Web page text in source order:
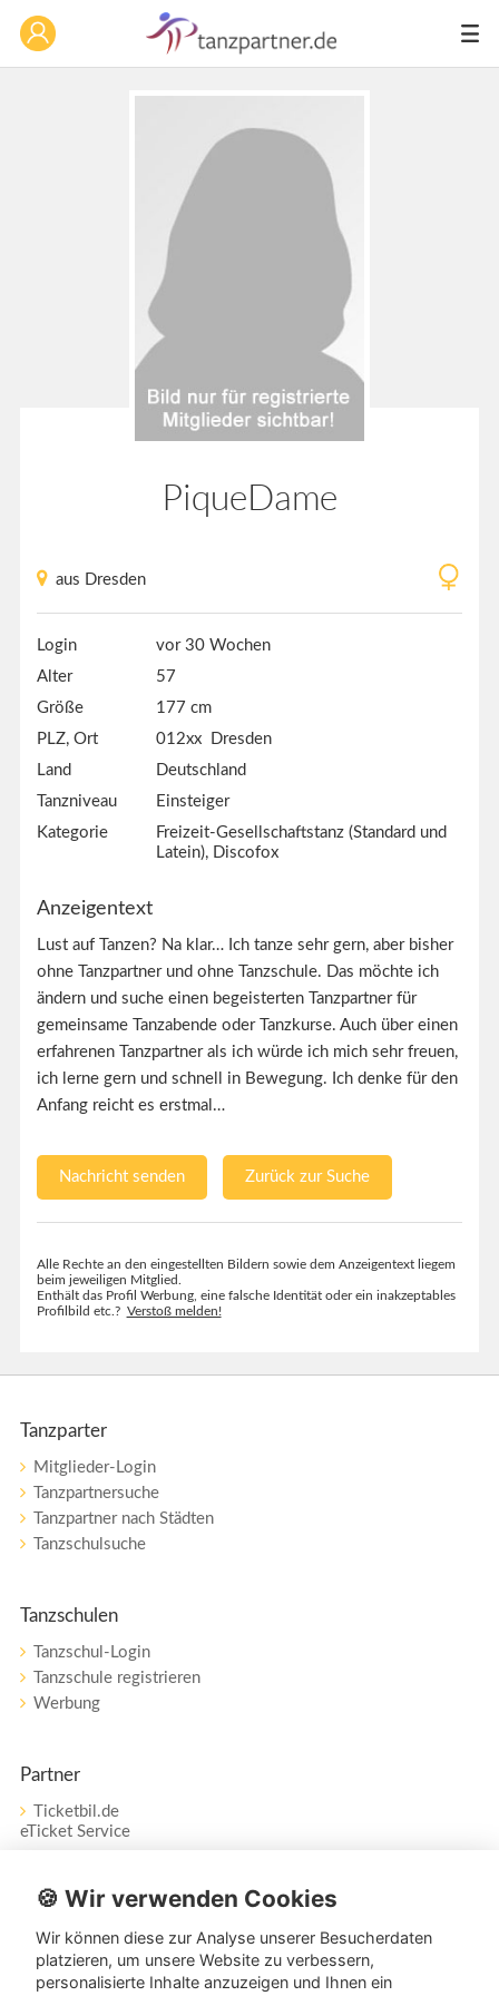
PiqueDame
aus Dresden
Login
vor 30 Wochen
Alter
57
Größe
177 cm
PLZ, Ort
012xx Dresden
Land
Deutschland
Tanzniveau
Einsteiger
Kategorie
Freizeit-Gesellschaftstanz (Standard und
Latein), Discofox
Anzeigentext
Lust auf Tanzen? Na klar… Ich tanze sehr gern, aber bisher
ohne Tanzpartner und ohne Tanzschule. Das möchte ich
ändern und suche einen begeisterten Tanzpartner für
gemeinsame Tanzabende oder Tanzkurse. Auch über einen
erfahrenen Tanzpartner als ich würde ich mich sehr freuen,
ich lerne gern und schnell in Bewegung. Ich denke für den
Anfang reicht es erstmal…
Nachricht senden Zurück zur Suche
Alle Rechte an den eingestellten Bildern sowie dem Anzeigentext liegem
beim jeweiligen Mitglied.
Enthält das Profil Werbung, eine falsche Identität oder ein inakzeptables
Profilbild etc.? Verstoß melden!
Tanzparter
Mitglieder-Login
Tanzpartnersuche
Tanzpartner nach Städten
Tanzschulsuche
Tanzschulen
Tanzschul-Login
Tanzschule registrieren
Werbung
Partner
Ticketbil.de
eTicket Service
Vertrag widerrufen
Service
🍪 Wir verwenden Cookies
Wir können diese zur Analyse unserer Besucherdaten
platzieren, um unsere Website zu verbessern,
personalisierte Inhalte anzuzeigen und Ihnen ein